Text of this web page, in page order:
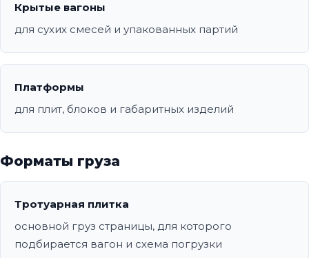
Крытые вагоны
для сухих смесей и упакованных партий
Платформы
для плит, блоков и габаритных изделий
Форматы груза
Тротуарная плитка
основной груз страницы, для которого
подбирается вагон и схема погрузки